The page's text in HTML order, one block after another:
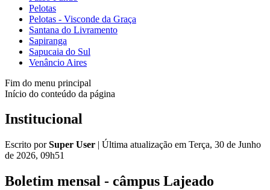
Pelotas
Pelotas - Visconde da Graça
Santana do Livramento
Sapiranga
Sapucaia do Sul
Venâncio Aires
Fim do menu principal
Início do conteúdo da página
Institucional
Escrito porSuper User | Última atualização em Terça, 30 de Junho
de 2026, 09h51
Boletim mensal - câmpus Lajeado